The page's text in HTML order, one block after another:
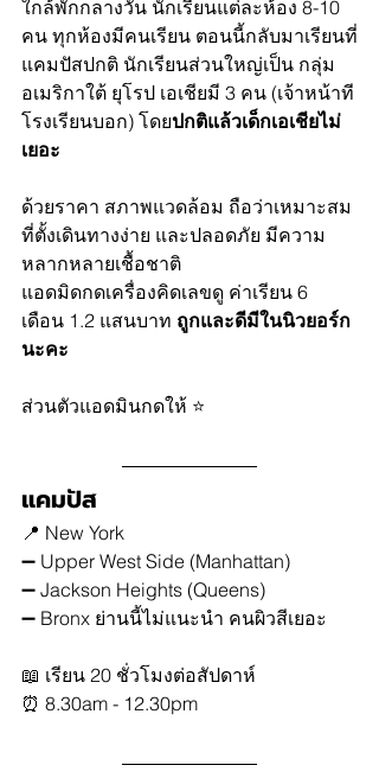
ใกล้พักกลางวัน นักเรียนแต่ละห้อง 8-10
คน ทุกห้องมีคนเรียน ตอนนี้กลับมาเรียนที่
แคมปัสปกติ นักเรียนส่วนใหญ่เป็น กลุ่ม
อเมริกาใต้ ยุโรป เอเชียมี 3 คน (เจ้าหน้าที
โรงเรียนบอก) โดยปกติแล้วเด็กเอเชียไม่
เยอะ
ด้วยราคา สภาพแวดล้อม ถือว่าเหมาะสม
ที่ตั้งเดินทางง่าย และปลอดภัย มีความ
หลากหลายเชื้อชาติ
แอดมิดกดเครื่องคิดเลขดู ค่าเรียน 6
เดือน 1.2 แสนบาท ถูกและดีมีในนิวยอร์ก
นะคะ
ส่วนตัวแอดมินกดให้ ⭐️
แคมปัส
📍 New York
➖ Upper West Side (Manhattan)
➖ Jackson Heights (Queens)
➖ Bronx ย่านนี้ไม่แนะนำ คนผิวสีเยอะ
📖 เรียน 20 ชั่วโมงต่อสัปดาห์
⏰ 8.30am - 12.30pm